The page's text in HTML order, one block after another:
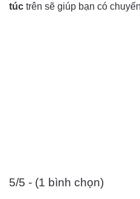
túc trên sẽ giúp bạn có
5/5 - (1 bình chọn)